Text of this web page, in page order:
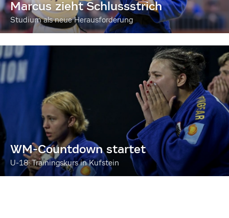
Marcus zieht Schlussstrich
Studium als neue Herausforderung
WM-Countdown startet
U-18: Trainingskurs in Kufstein